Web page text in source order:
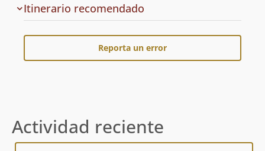
Cuál
es
Itinerario recomendado
Reporta un error
Actividad reciente